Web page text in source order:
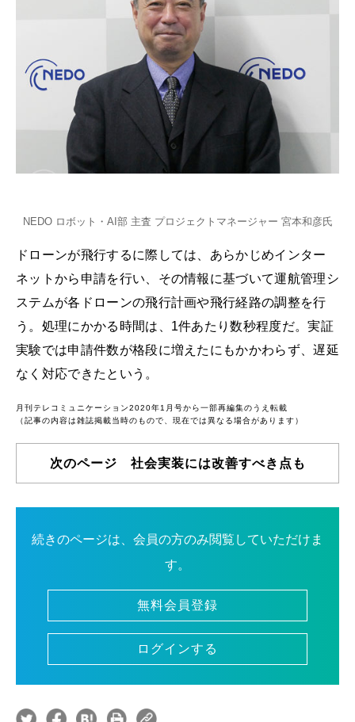
NEDO ロボット・AI部 主査 プロジェクトマネージャー 宮本和彦氏
ドローンが飛行するに際しては、あらかじめインター
ネットから申請を行い、その情報に基づいて運航管理シ
ステムが各ドローンの飛行計画や飛行経路の調整を行
う。処理にかかる時間は、1件あたり数秒程度だ。実証
実験では申請件数が格段に増えたにもかかわらず、遅延
なく対応できたという。
月刊テレコミュニケーション2020年1月号から一部再編集のうえ転載
（記事の内容は雑誌掲載当時のもので、現在では異なる場合があります）
次のページ 社会実装には改善すべき点も
続きのページは、会員の方のみ閲覧していただけま
す。
無料会員登録
ログインする